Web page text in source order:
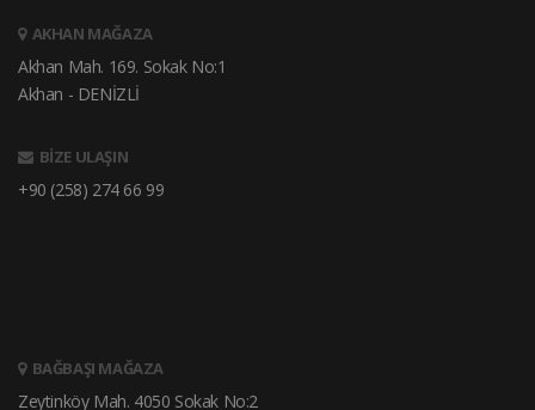
AKHAN MAĞAZA
Akhan Mah. 169. Sokak No:1
Akhan - DENİZLİ
BİZE ULAŞIN
+90 (258) 274 66 99
BAĞBAŞI MAĞAZA
Zeytinköy Mah. 4050 Sokak No:2